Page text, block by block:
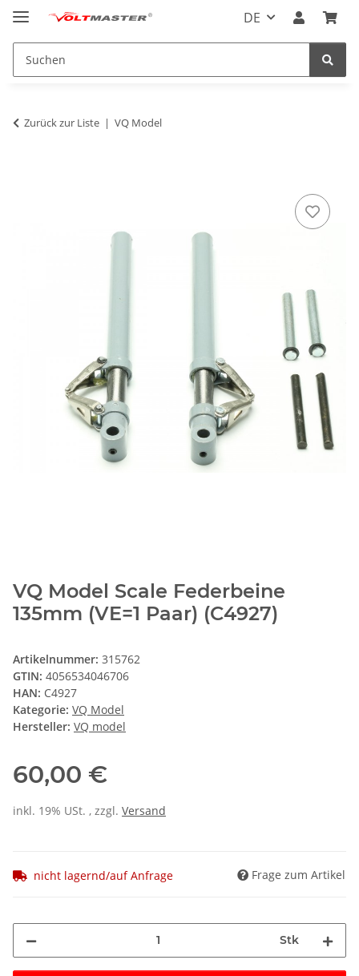
DE
Zurück zur Liste VQ Model
VQ Model Scale Federbeine
135mm (VE=1 Paar) (C4927)
Artikelnummer: 315762
GTIN: 4056534046706
HAN: C4927
Kategorie: VQ Model
Hersteller: VQ model
60,00 €
inkl. 19% USt. , zzgl. Versand
nicht lagernd/auf Anfrage Frage zum Artikel
Stk